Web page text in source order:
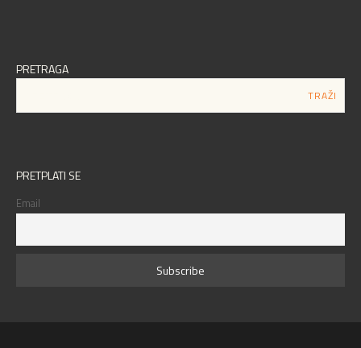
PRETRAGA
PRETPLATI SE
Email